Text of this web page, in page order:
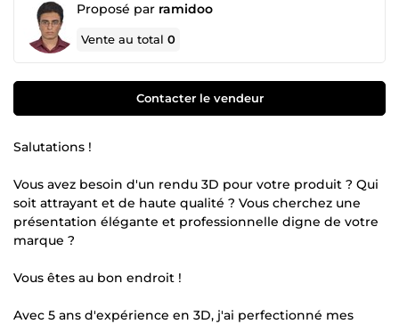
Proposé par ramidoo
Vente au total0
Contacter le vendeur
Salutations !
Vous avez besoin d'un rendu 3D pour votre produit ? Qui
soit attrayant et de haute qualité ? Vous cherchez une
présentation élégante et professionnelle digne de votre
marque ?
Vous êtes au bon endroit !
Avec 5 ans d'expérience en 3D, j'ai perfectionné mes